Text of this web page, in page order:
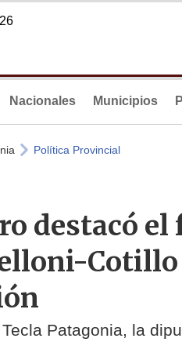
Nacionales Municipios
Política Provincial
destacó el
Cotillo
Patagonia, la